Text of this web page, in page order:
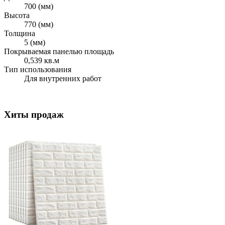
700 (мм)
Высота
770 (мм)
Толщина
5 (мм)
Покрываемая панелью площадь
0,539 кв.м
Тип использования
Для внутренних работ
Хиты продаж